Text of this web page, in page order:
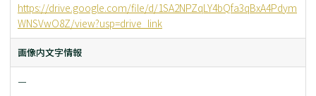
https://drive.google.com/file/d/1SA2NPZqLY4bQfa3qBxA4Pdym
WNSVwO8Z/view?usp=drive_link
画像内文字情報
ー